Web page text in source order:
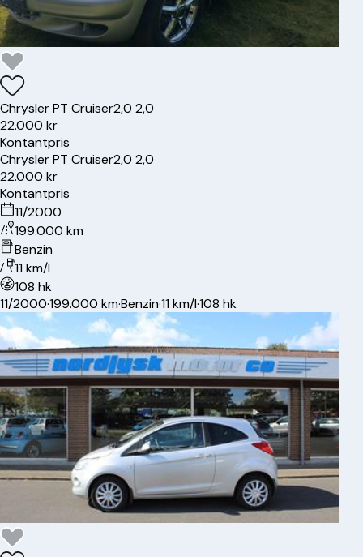
ChryslerPT Cruiser2,0 2,0
22.000 kr
Kontantpris
ChryslerPT Cruiser2,0 2,0
22.000 kr
Kontantpris
11/2000
199.000 km
Benzin
11 km/l
108 hk
11/2000·199.000 km·Benzin·11 km/l·108 hk